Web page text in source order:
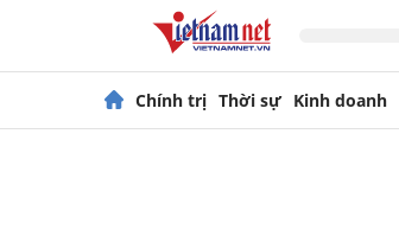
Chính trị Thời sự Kinh doanh